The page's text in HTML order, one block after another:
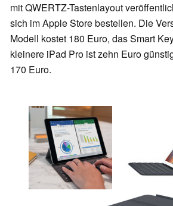
mit QWERTZ-Tastenlayout
sich im Apple Store bestellen. Die
Modell kostet 180 Euro, das Smart
kleinere iPad Pro ist zehn Euro
170 Euro.